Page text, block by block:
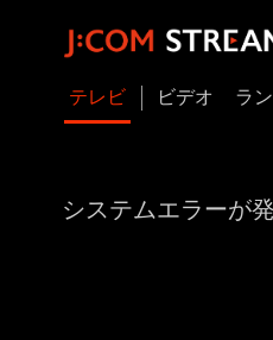
テレビ ビデオ ラ
システムエラーが